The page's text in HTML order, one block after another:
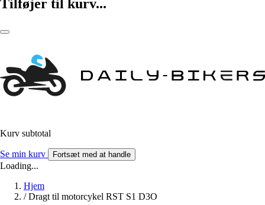
Tilføjer til kurv...
Kurv subtotal
Se min kurv Fortsæt med at handle
Loading...
Hjem
/ Dragt til motorcykel RST S1 D3O